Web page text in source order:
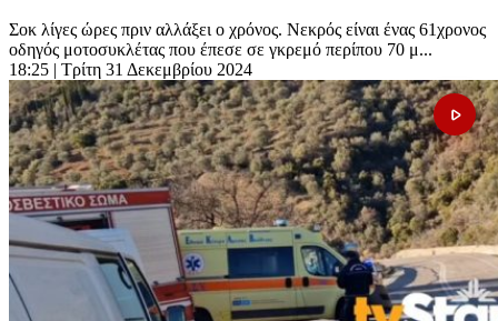
Σοκ λίγες ώρες πριν αλλάξει ο χρόνος. Νεκρός είναι ένας 61χρονος
οδηγός μοτοσυκλέτας που έπεσε σε γκρεμό περίπου 70 μ...
18:25 | Τρίτη 31 Δεκεμβρίου 2024